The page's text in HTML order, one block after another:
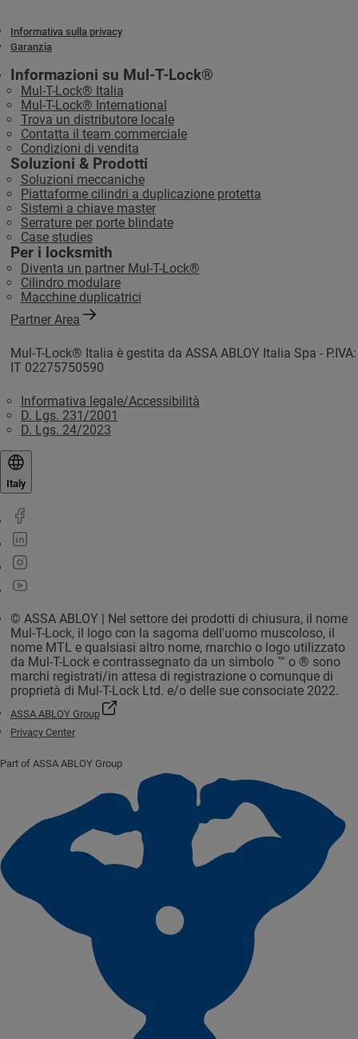
Informativa sulla privacy
Garanzia
Informazioni su Mul-T-Lock®
Mul-T-Lock® Italia
Mul-T-Lock® International
Trova un distributore locale
Contatta il team commerciale
Condizioni di vendita
Soluzioni & Prodotti
Soluzioni meccaniche
Piattaforme cilindri a duplicazione protetta
Sistemi a chiave master
Serrature per porte blindate
Case studies
Per i locksmith
Diventa un partner Mul-T-Lock®
Cilindro modulare
Macchine duplicatrici
Partner Area
Mul-T-Lock® Italia è gestita da ASSA ABLOY Italia Spa - P.IVA:
IT 02275750590
Informativa legale/Accessibilità
D. Lgs. 231/2001
D. Lgs. 24/2023
Italy
© ASSA ABLOY | Nel settore dei prodotti di chiusura, il nome
Mul-T-Lock, il logo con la sagoma dell'uomo muscoloso, il
nome MTL e qualsiasi altro nome, marchio o logo utilizzato
da Mul-T-Lock e contrassegnato da un simbolo ™ o ® sono
marchi registrati/in attesa di registrazione o comunque di
proprietà di Mul-T-Lock Ltd. e/o delle sue consociate 2022.
ASSA ABLOY Group
Privacy Center
Part of ASSA ABLOY Group